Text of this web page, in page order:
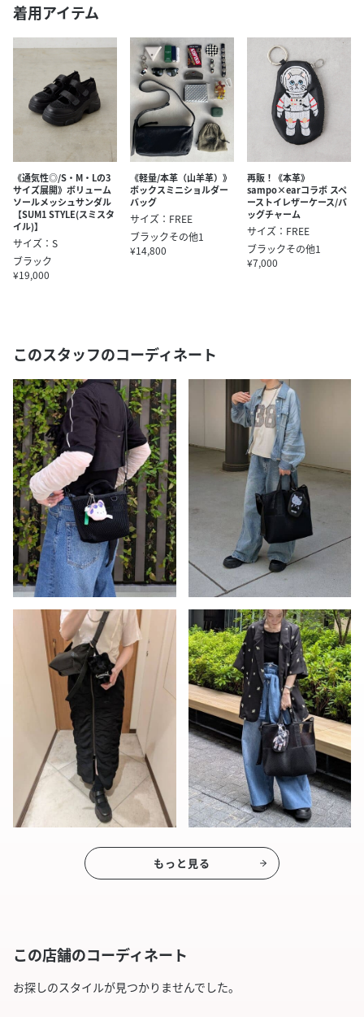
着用アイテム
《通気性◎/S・M・Lの3
サイズ展開》ボリューム
ソールメッシュサンダル
【SUM1 STYLE(スミスタ
イル)】
サイズ：S
ブラック
¥19,000
《軽量/本革（山羊革）》
ボックスミニショルダー
バッグ
サイズ：FREE
ブラックその他1
¥14,800
再販！《本革》
sampo×earコラボ スペ
ーストイレザーケース/バ
ッグチャーム
サイズ：FREE
ブラックその他1
¥7,000
このスタッフのコーディネート
もっと見る
この店舗のコーディネート
お探しのスタイルが見つかりませんでした。